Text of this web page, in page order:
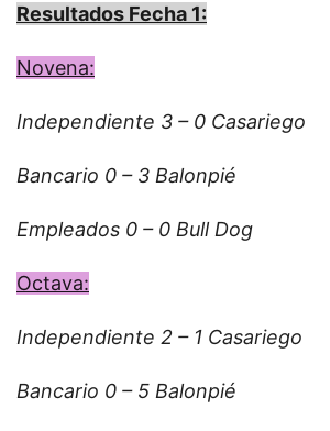
Resultados Fecha 1:
Novena:
Independiente 3 – 0 Casariego
Bancario 0 – 3 Balonpié
Empleados 0 – 0 Bull Dog
Octava:
Independiente 2 – 1 Casariego
Bancario 0 – 5 Balonpié